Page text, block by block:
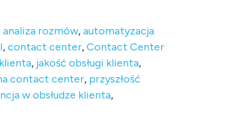
analiza rozmów,automatyzacja
,contact center,Contact Center
, jakość obsługi klienta,
contact center, przyszłość
w obsłudze klienta,